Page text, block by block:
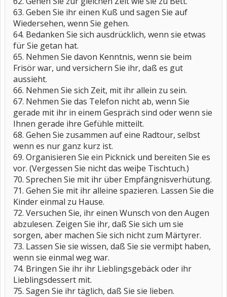
63. Geben Sie ihr einen Kuß und sagen Sie auf
Wiedersehen, wenn Sie gehen.
64. Bedanken Sie sich ausdrücklich, wenn sie etwas
für Sie getan hat.
65. Nehmen Sie davon Kenntnis, wenn sie beim
Frisör war, und versichern Sie ihr, daß es gut
aussieht.
66. Nehmen Sie sich Zeit, mit ihr allein zu sein.
67. Nehmen Sie das Telefon nicht ab, wenn Sie
gerade mit ihr in einem Gespräch sind oder wenn sie
Ihnen gerade ihre Gefühle mitteilt.
68. Gehen Sie zusammen auf eine Radtour, selbst
wenn es nur ganz kurz ist.
69. Organisieren Sie ein Picknick und bereiten Sie es
vor. (Vergessen Sie nicht das weiþe Tischtuch.)
70. Sprechen Sie mit ihr über Empfängnisverhütung.
71. Gehen Sie mit ihr alleine spazieren. Lassen Sie die
Kinder einmal zu Hause.
72. Versuchen Sie, ihr einen Wunsch von den Augen
abzulesen. Zeigen Sie ihr, daß Sie sich um sie
sorgen, aber machen Sie sich nicht zum Märtyrer.
73. Lassen Sie sie wissen, daß Sie sie vermiþt haben,
wenn sie einmal weg war.
74. Bringen Sie ihr ihr Lieblingsgebäck oder ihr
Lieblingsdessert mit.
75. Sagen Sie ihr täglich, daß Sie sie lieben.